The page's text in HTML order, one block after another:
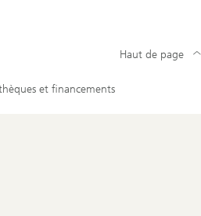
et financements
Haut de page